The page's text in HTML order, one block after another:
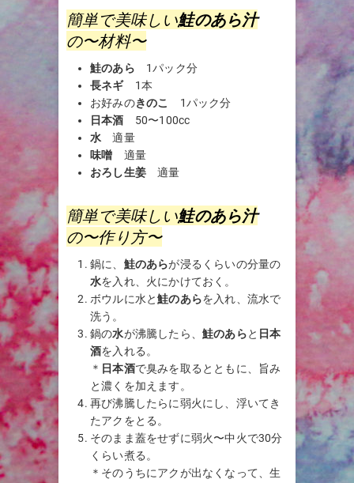
簡単で美味しい鮭のあら汁
の〜材料〜
鮭のあら 1パック分
長ネギ1本
お好みのきのこ
1パック分
日本酒 50〜100cc
水 適量
味噌 適量
おろし生姜 適量
簡単で美味しい鮭のあら汁
の〜作り方〜
鍋に、 鮭のあらが浸るくらいの分量の
水を入れ、火にかけておく。
ボウルに水と鮭のあらを入れ、流水で
洗う。
鍋の水が沸騰したら、鮭のあらと 日本
酒を入れる。
＊ 日本酒で臭みを取るとともに、旨み
と濃くを加えます。
再び沸騰したらに弱火にし、浮いてき
たアクをとる。
そのまま蓋をせずに弱火〜中火で30分
くらい煮る。
＊そのうちにアクが出なくなって、生